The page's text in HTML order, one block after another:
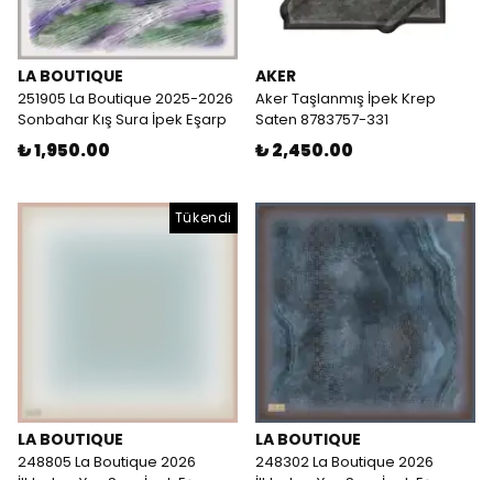
LA BOUTIQUE
251905 La Boutique 2025-2026
Sonbahar Kış Sura İpek Eşarp
₺ 1,950.00
AKER
Aker Taşlanmış İpek Krep
Saten 8783757-331
₺ 2,450.00
Tükendi
LA BOUTIQUE
248805 La Boutique 2026
LA BOUTIQUE
248302 La Boutique 2026